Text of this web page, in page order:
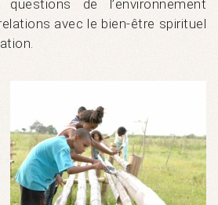
de l’environnement
avec le bien-être spirituel